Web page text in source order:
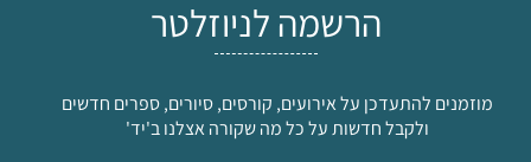
הרשמה לניוזלטר
מוזמנים להתעדכן על אירועים, קורסים, סיורים, ספרים חדשים
ולקבל חדשות על כל מה שקורה אצלנו ב'יד'